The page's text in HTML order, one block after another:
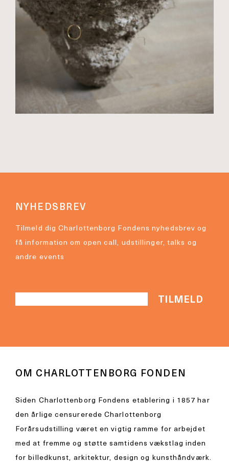
NYHEDSBREV
Tilmeld dig Charlottenborg Fondens nyhedsbrev og
få information om open call, udstillinger, talks og
andre events
OM CHARLOTTENBORG FONDEN
Siden Charlottenborg Fondens etablering i 1857 har
den årlige censurerede Charlottenborg
Forårsudstilling været en vigtig ramme for arbejdet
med at fremme og støtte samtidens vækstlag inden
for billedkunst, arkitektur, design og kunsthåndværk.